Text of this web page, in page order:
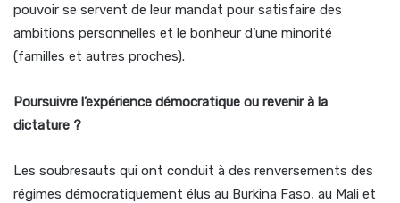
pouvoir se servent de leur mandat pour satisfaire des
ambitions personnelles et le bonheur d’une minorité
(familles et autres proches).
Poursuivre l’expérience démocratique ou revenir à la
dictature ?
Les soubresauts qui ont conduit à des renversements des
régimes démocratiquement élus au Burkina Faso, au Mali et